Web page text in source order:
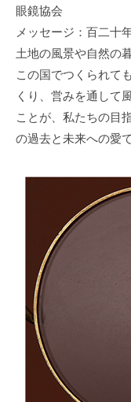
眼鏡協会
メッセージ：百二十
土地の風景や自然の
この国でつくられて
くり、営みを通して
ことが、私たちの目
の過去と未来への愛で